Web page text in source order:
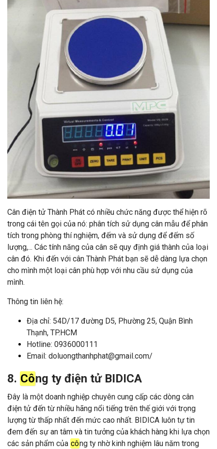
Cân điện tử Thành Phát có nhiều chức năng được thể hiện rõ
trong cái tên gọi của nó: phân tích sử dụng cân mẫu để phân
tích trong phòng thí nghiệm, đếm và sử dụng để đếm số
lượng,... Các tính năng của cân sẽ quy định giá thành của loại
cân đó. Khi đến với cân Thành Phát bạn sẽ dễ dàng lựa chọn
cho mình một loại cân phù hợp với nhu cầu sử dụng của
mình.
Thông tin liên hệ:
Địa chỉ: 54D/17 đường D5, Phường 25, Quận Bình
Thạnh, TP.HCM
Hotline: 0936000111
Email: doluongthanhphat@gmail.com/
8. Công ty điện tử BIDICA
Đây là một doanh nghiệp chuyên cung cấp các dòng cân
điện tử đến từ nhiều hãng nổi tiếng trên thế giới với trọng
lượng từ thấp nhất đến mức cao nhất. BIDICA luôn tự tin
đem đến sự an tâm và tin tưởng của khách hàng khi lựa chọn
các sản phẩm của công ty nhờ kinh nghiệm lâu năm trong